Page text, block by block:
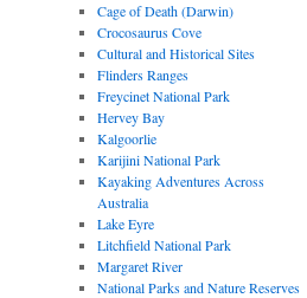
Cage of Death (Darwin)
Crocosaurus Cove
Cultural and Historical Sites
Flinders Ranges
Freycinet National Park
Hervey Bay
Kalgoorlie
Karijini National Park
Kayaking Adventures Across
Australia
Lake Eyre
Litchfield National Park
Margaret River
National Parks and Nature Reserves